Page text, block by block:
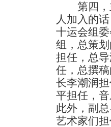
第四，主
人加入的
十运会组
组，总策
担任，总
任，总撰
长李潮润
平担任，
此外，副
艺术家们担